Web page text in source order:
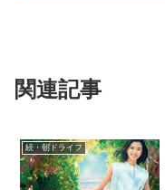
関連記事
続・朝ドライフ